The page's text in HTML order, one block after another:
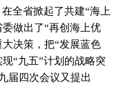
全省掀起了共建“海上
做出了“再创海上优
决策，把“发展蓝色
“九五”计划的战略突
届四次会议又提出